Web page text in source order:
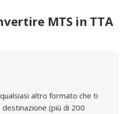
MTS in TTA
altro formato che ti
(più di 200